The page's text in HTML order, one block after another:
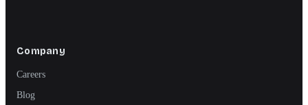
Company
Careers
Blog